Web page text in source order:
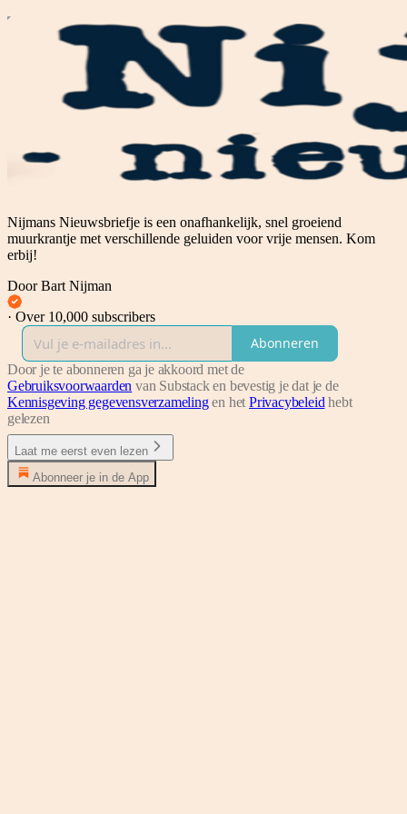
Nijmans Nieuwsbriefje is een onafhankelijk, snel groeiend
muurkrantje met verschillende geluiden voor vrije mensen. Kom
erbij!
Door Bart Nijman
· Over 10,000 subscribers
Abonneren
Door je te abonneren ga je akkoord met de
Gebruiksvoorwaarden van Substack en bevestig je dat je de
Kennisgeving gegevensverzamelingen hetPrivacybeleid hebt
gelezen
Laat me eerst even lezen
Abonneer je in de App